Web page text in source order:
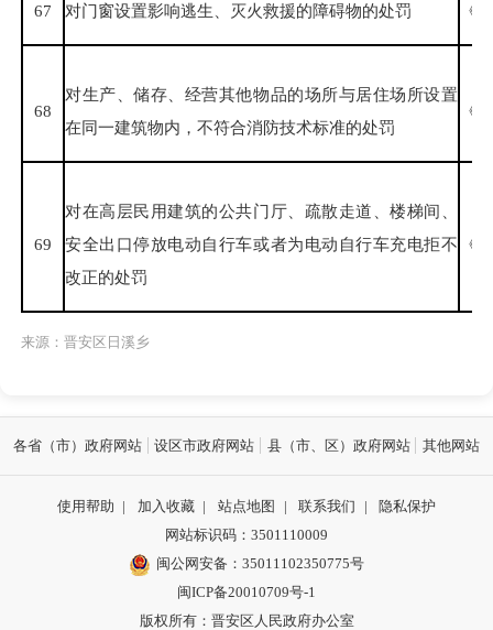
67 对门窗设置影响逃生、灭火救援的障碍物的处罚 《
68
对生产、储存、经营其他物品的场所与居住场所设置
在同一建筑物内，不符合消防技术标准的处罚
《
69
对在高层民用建筑的公共门厅、疏散走道、楼梯间、
安全出口停放电动自行车或者为电动自行车充电拒不
改正的处罚
《
来源：晋安区日溪乡
各省（市）政府网站 设区市政府网站 县（市、区）政府网站 其他网站
使用帮助 | 加入收藏 | 站点地图 | 联系我们 |
隐私保护
网站标识码：3501110009
闽公网安备：35011102350775号
闽ICP备20010709号-1
版权所有：晋安区人民政府办公室